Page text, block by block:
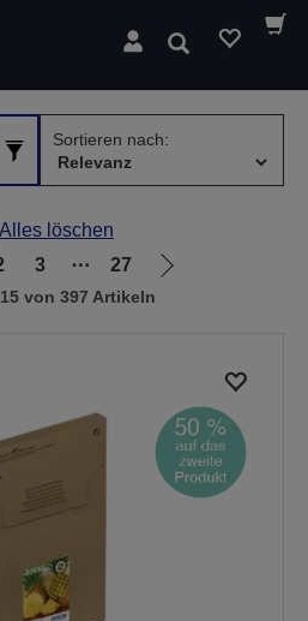
Suchen
Sortieren nach:
Alles löschen
3 ⋯ 27
Zur
von 397 Artikeln